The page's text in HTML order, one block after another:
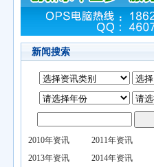
新闻搜索
2010年资讯 2011年资讯
2013年资讯
2014年资讯